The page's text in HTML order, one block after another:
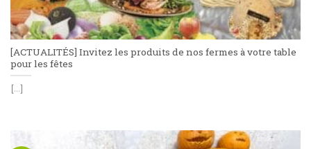
[ACTUALITÉS] Invitez les produits de nos fermes à votre table
pour les fêtes
[...]